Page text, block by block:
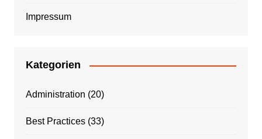
Impressum
Kategorien
Administration (20)
Best Practices(33)